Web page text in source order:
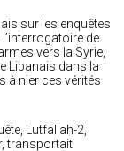
sur les enquêtes
de
vers la Syrie,
Libanais dans la
à nier ces vérités
Lutfallah-2,
transportait